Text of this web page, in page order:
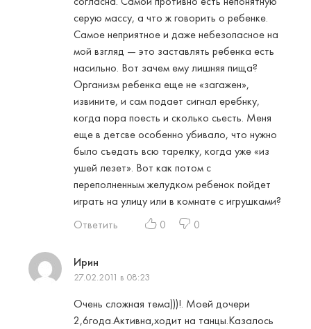
серую массу, а что ж говорить о ребенке.
Самое неприятное и даже небезопасное на
мой взгляд — это заставлять ребенка есть
насильно. Вот зачем ему лишняя пища?
Организм ребенка еще не «загажен»,
извините, и сам подает сигнал еребнку,
когда пора поесть и сколько сьесть. Меня
еще в детсве особенно убивало, что нужно
было съедать всю тарелку, когда уже «из
ушей лезет». Вот как потом с
переполненным желудком ребенок пойдет
играть на улицу или в комнате с игрушками?
Ответить
0 0
Ирин
27.02.2011 в 08:23
Очень сложная тема)))!. Моей дочери
2,6года.Активна,ходит на танцы.Казалось